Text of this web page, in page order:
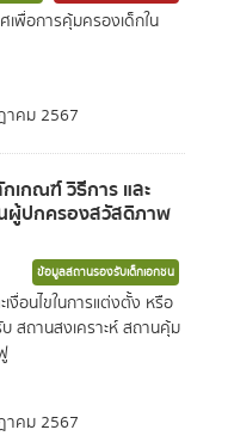
เพื่อการคุ้มครองเด็กใน
คม 2567
เกณฑ์ วิธีการ และ
ผู้ปกครองสวัสดิภาพ
ข้อมูลสถานรองรับเด็กเอกชน
งื่อนไขในการแต่งตั้ง หรือ
สถานสงเคราะห์ สถานคุ้ม
คม 2567